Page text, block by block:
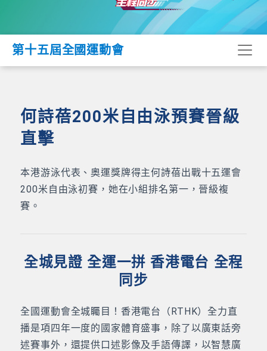
第十五屆全國運動會
何詩蓓200米自由泳預賽晉級
直擊
本港游泳代表、奧運獎牌得主何詩蓓出戰十五運會
200米自由泳初賽，她在小組排名第一，晉級複
賽。
全城見證 全運一拼 香港電台 全程
同步
全國運動會全城矚目！香港電台（RTHK）全力直
播是項四年一度的國家體育盛事，除了以廣東話旁
述賽事外，還提供口述影像及手語傳譯，以智慧廣